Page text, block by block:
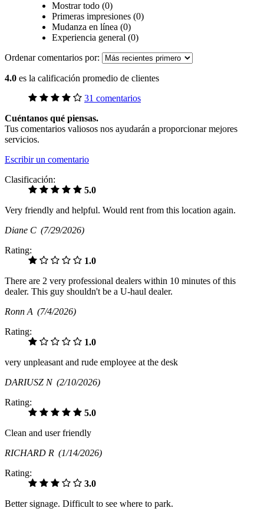
Mostrar todo (0)
Primeras impresiones (0)
Mudanza en línea (0)
Experiencia general (0)
Ordenar comentarios por:
4.0 es la calificación promedio de clientes
31 comentarios
Cuéntanos qué piensas.
Tus comentarios valiosos nos ayudarán a proporcionar mejores
servicios.
Escribir un comentario
Clasificación:
5.0
Very friendly and helpful. Would rent from this location again.
Diane C (7/29/2026)
Rating:
1.0
There are 2 very professional dealers within 10 minutes of this
dealer. This guy shouldn't be a U-haul dealer.
Ronn A (7/4/2026)
Rating:
1.0
very unpleasant and rude employee at the desk
DARIUSZ N (2/10/2026)
Rating:
5.0
Clean and user friendly
RICHARD R (1/14/2026)
Rating:
3.0
Better signage. Difficult to see where to park.